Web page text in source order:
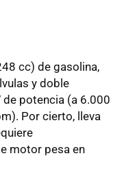
cc) de gasolina,
y doble
de potencia (a 6.000
Por cierto, lleva
motor pesa en